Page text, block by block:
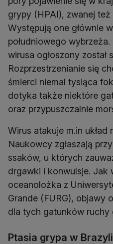
grypy (HPAI), zwanej
Występują one głównie
południowego
wirusa ogłoszony został
Rozprzestrzenianie się
śmierci niemal tysiąca
dotyka także niektóre
oraz przypuszczalnie
Wirus atakuje m.in układ
Naukowcy zgłaszają
ssaków, u których
drgawki i konwulsje. Jak
oceanolożka z
Grande (FURG), objawy
dla tych gatunków ruchy
Ptasia grypa w